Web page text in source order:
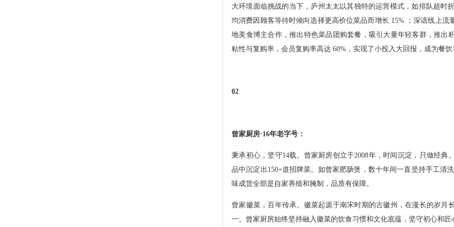
大环境面临挑战的当下，庐州太太以其独特的运营模式，如排队超时
均消费因顾客等待时倾向选择更高价位菜品而增长 15% ；深谙线上流
地美食博主合作，推出特色菜品团购套餐，吸引大量年轻客群，推出
粘性与复购率，会员复购率高达 60%，实现了小投入大回报，成为餐
02
曾家厨房·16年老字号：
秉承初心，坚守14载。曾家厨房创立于2008年，时间沉淀，只做经典
品中沉淀出150+道招牌菜。如曾家肥肠煲，数十年间一直坚持手工清
味成货全部是自家养殖和腌制，品质有保障。
曾家徽菜，百年传承。徽菜起源于南宋时期的古徽州，在漫长的岁月
一。曾家厨房始终坚持融入徽菜的饮食习惯和文化底蕴，坚守初心和